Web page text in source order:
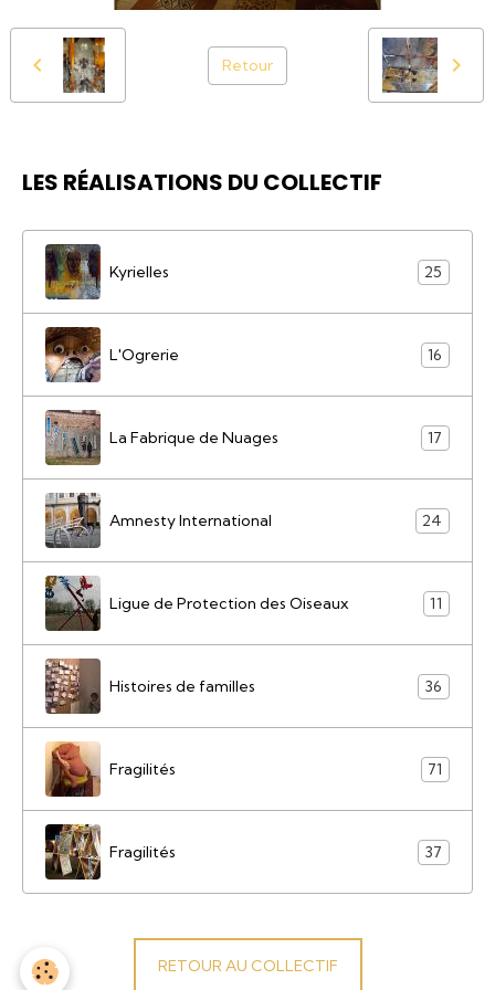
Retour
LES RÉALISATIONS DU COLLECTIF
Kyrielles 25
L'Ogrerie 16
La Fabrique de Nuages 17
Amnesty International 24
Ligue de Protection des Oiseaux 11
Histoires de familles 36
Fragilités 71
Fragilités 37
RETOUR AU COLLECTIF